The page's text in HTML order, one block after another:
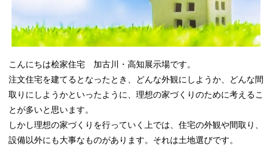
こんにちは桧家住宅 加古川・高知展示場です。
注文住宅を建てるとなったとき、どんな外観にしようか、どんな間
取りにしようかといったように、理想の家づくりのために考えるこ
とが多いと思います。
しかし理想の家づくりを行っていく上では、住宅の外観や間取り、
設備以外にも大事なものがあります。それは土地選びです。